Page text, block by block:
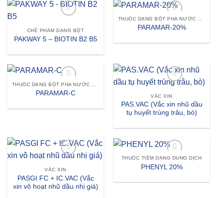
Add to wishlist
CHẾ PHẨM DẠNG BỘT
PAKWAY 5 – BIOTIN B2 B5
Add to wishlist
PARAMAR-20%
Add to wishlist
PARAMAR-C VẮC XIN
PAS.VAC (Vắc xin nhũ dầu
tụ huyết trùng trâu, bò)
VẮC XIN
PASGI FC + IC.VAC (Vắc
xin vô hoạt nhũ dầu nhị giá)
Add to wishlist
THUỐC TIÊM DẠNG DUNG DỊCH
PHENYL 20%